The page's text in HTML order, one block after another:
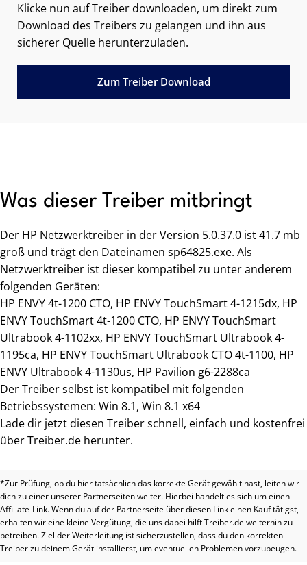
Klicke nun auf Treiber downloaden, um direkt zum
Download des Treibers zu gelangen und ihn aus
sicherer Quelle herunterzuladen.
Zum Treiber Download
Was dieser Treiber mitbringt
Der HP Netzwerktreiber in der Version 5.0.37.0 ist 41.7 mb
groß und trägt den Dateinamen sp64825.exe. Als
Netzwerktreiber ist dieser kompatibel zu unter anderem
folgenden Geräten:
HP ENVY 4t-1200 CTO, HP ENVY TouchSmart 4-1215dx, HP
ENVY TouchSmart 4t-1200 CTO, HP ENVY TouchSmart
Ultrabook 4-1102xx, HP ENVY TouchSmart Ultrabook 4-
1195ca, HP ENVY TouchSmart Ultrabook CTO 4t-1100, HP
ENVY Ultrabook 4-1130us, HP Pavilion g6-2288ca
Der Treiber selbst ist kompatibel mit folgenden
Betriebssystemen: Win 8.1, Win 8.1 x64
Lade dir jetzt diesen Treiber schnell, einfach und kostenfrei
über Treiber.de herunter.
*Zur Prüfung, ob du hier tatsächlich das korrekte Gerät gewählt hast, leiten wir
dich zu einer unserer Partnerseiten weiter. Hierbei handelt es sich um einen
Affiliate-Link. Wenn du auf der Partnerseite über diesen Link einen Kauf tätigst,
erhalten wir eine kleine Vergütung, die uns dabei hilft Treiber.de weiterhin zu
betreiben. Ziel der Weiterleitung ist sicherzustellen, dass du den korrekten
Treiber zu deinem Gerät installierst, um eventuellen Problemen vorzubeugen.